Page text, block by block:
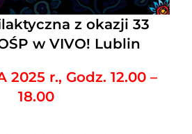
z okazji 33
w VIVO! Lublin
2025 r., Godz. 12.00 –
18.00